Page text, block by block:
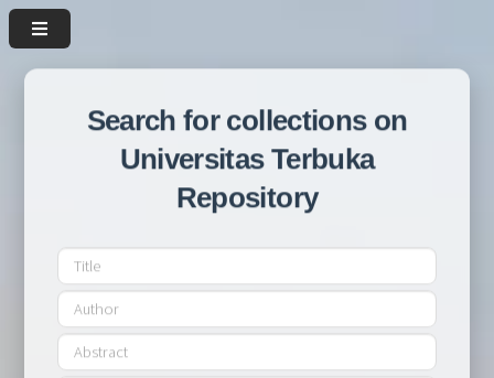
Search for collections on
Universitas Terbuka
Repository